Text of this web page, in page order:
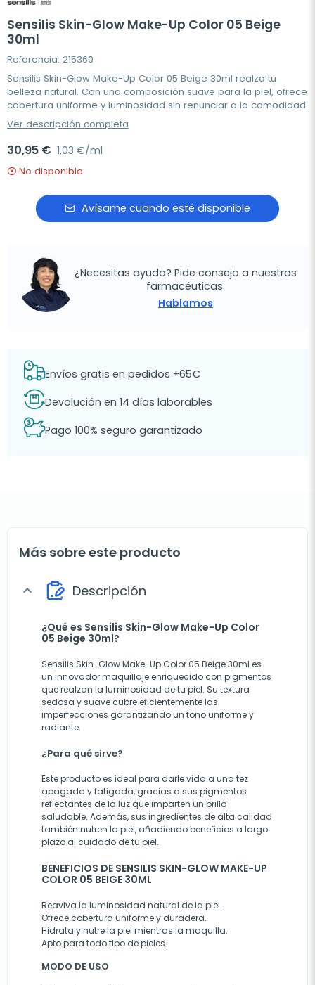
Sensilis Skin-Glow Make-Up Color 05 Beige
30ml
Referencia: 215360
Sensilis Skin-Glow Make-Up Color 05 Beige 30ml realza tu
belleza natural. Con una composición suave para la piel, ofrece
cobertura uniforme y luminosidad sin renunciar a la comodidad.
Ver descripción completa
30,95 € 1,03 €/ml
No disponible
Avísame cuando esté disponible
¿Necesitas ayuda? Pide consejo a nuestras
farmacéuticas.
Hablamos
Envíos gratis en pedidos +65€
Devolución en 14 días laborables
Pago 100% seguro garantizado
Más sobre este producto
expand_more Descripción
¿Qué es Sensilis Skin-Glow Make-Up Color
05 Beige 30ml?
Sensilis Skin-Glow Make-Up Color 05 Beige 30ml es
un innovador maquillaje enriquecido con pigmentos
que realzan la luminosidad de tu piel. Su textura
sedosa y suave cubre eficientemente las
imperfecciones garantizando un tono uniforme y
radiante.
¿Para qué sirve?
Este producto es ideal para darle vida a una tez
apagada y fatigada, gracias a sus pigmentos
reflectantes de la luz que imparten un brillo
saludable. Además, sus ingredientes de alta calidad
también nutren la piel, añadiendo beneficios a largo
plazo al cuidado de tu piel.
BENEFICIOS DE SENSILIS SKIN-GLOW MAKE-UP
COLOR 05 BEIGE 30ML
Reaviva la luminosidad natural de la piel.
Ofrece cobertura uniforme y duradera.
Hidrata y nutre la piel mientras la maquilla.
Apto para todo tipo de pieles.
MODO DE USO